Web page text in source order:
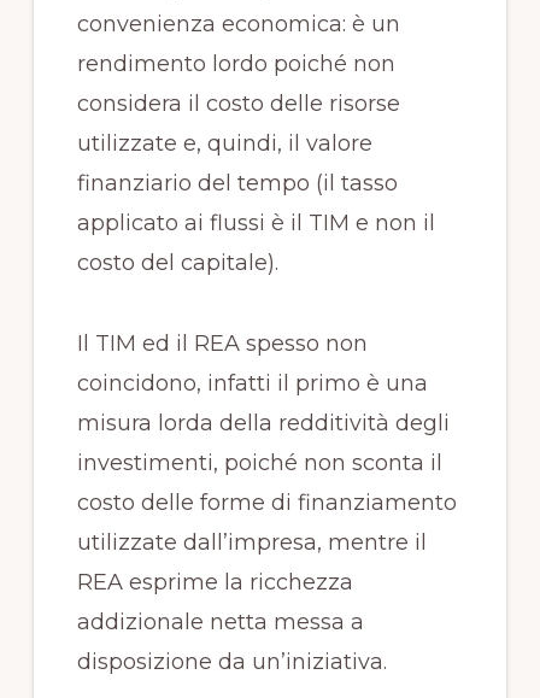
convenienza economica: è un
rendimento lordo poiché non
considera il costo delle risorse
utilizzate e, quindi, il valore
finanziario del tempo (il tasso
applicato ai flussi è il TIM e non il
costo del capitale).
Il TIM ed il REA spesso non
coincidono, infatti il primo è una
misura lorda della redditività degli
investimenti, poiché non sconta il
costo delle forme di finanziamento
utilizzate dall’impresa, mentre il
REA esprime la ricchezza
addizionale netta messa a
disposizione da un’iniziativa.